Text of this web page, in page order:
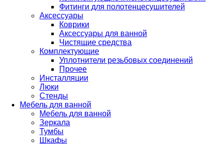
Фитинги для полотенцесушителей
Аксессуары
Коврики
Аксессуары для ванной
Чистящие средства
Комплектующие
Уплотнители резьбовых соединений
Прочее
Инсталляции
Люки
Стенды
Мебель для ванной
Мебель для ванной
Зеркала
Тумбы
Шкафы